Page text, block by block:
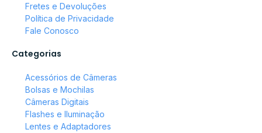
Fretes e Devoluções
Política de Privacidade
Fale Conosco
Categorias
Acessórios de Câmeras
Bolsas e Mochilas
Câmeras Digitais
Flashes e Iluminação
Lentes e Adaptadores